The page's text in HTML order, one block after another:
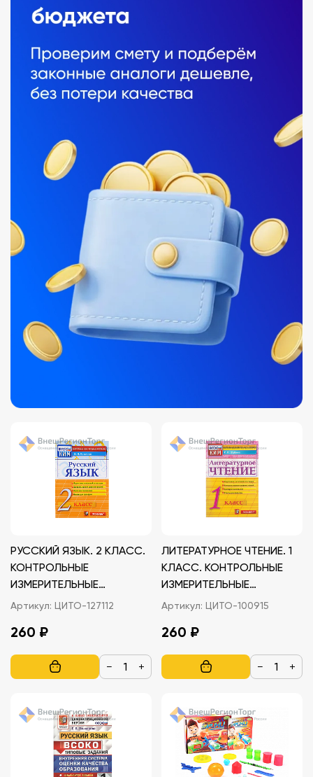
РУССКИЙ ЯЗЫК. 2 КЛАСС.
КОНТРОЛЬНЫЕ
ИЗМЕРИТЕЛЬНЫЕ
МАТЕРИАЛЫ
Артикул: ЦИТО-127112
260 ₽
− +
ЛИТЕРАТУРНОЕ ЧТЕНИЕ. 1
КЛАСС. КОНТРОЛЬНЫЕ
ИЗМЕРИТЕЛЬНЫЕ
МАТЕРИАЛЫ
Артикул: ЦИТО-100915
260 ₽
− +